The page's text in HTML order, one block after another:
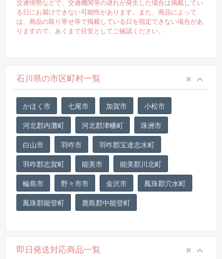
交通情勢などで、交通機関等の遅れが発生した場合は掲載してい
る日にお届けできない可能性があります。また、商品によって
は、商品の取り寄せ等で掲載している日を指定できない場合があ
りますので、あくまで目安としてご確認ください。
石川県の市区町村一覧
かほく市 七尾市 加賀市
小松市
河北郡内灘町
河北郡津幡町
珠洲市
白山市
羽咋市
羽咋郡宝達志水町
羽咋郡志賀町
能美市
能美郡川北町
輪島市
野々市市 金沢市
鳳珠郡穴水町
鳳珠郡能登町
鹿島郡中能登町
即日発送対応商品一覧